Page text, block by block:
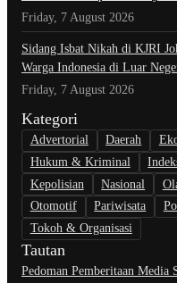
Friday, 7 August 2026
Sidang Isbat Nikah di KJRI
Warga Indonesia di Luar
Friday, 7 August 2026
Kategori
Advertorial Daerah
Hukum & Kriminal
Kepolisian
Nasional
Otomotif
Pariwisata
Tokoh & Organisasi
Tautan
Pedoman Pemberitaan Media